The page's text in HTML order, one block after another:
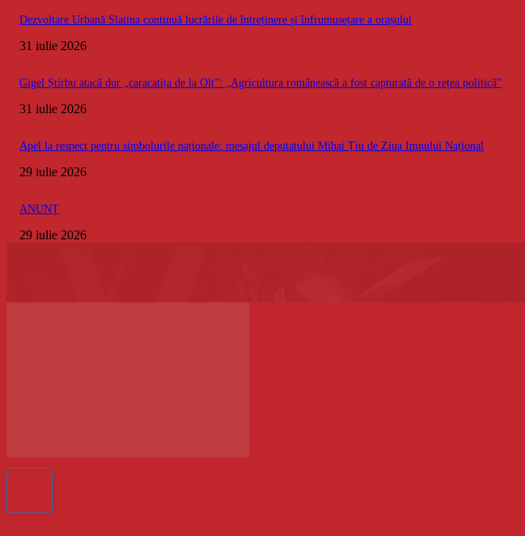
Dezvoltare Urbană Slatina continuă lucrările de întreținere și înfrumusețare a orașului
31 iulie 2026
Gigel Știrbu atacă dur „caracatița de la Olt”: „Agricultura românească a fost capturată de o rețea politică”
31 iulie 2026
Apel la respect pentru simbolurile naționale: mesajul deputatului Mihai Țiu de Ziua Imnului Național
29 iulie 2026
ANUNȚ
29 iulie 2026